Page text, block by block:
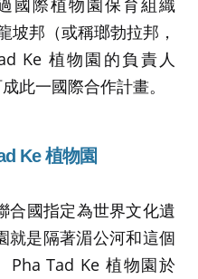
坡邦（或稱瑯勃拉邦，
Ke 植物園的負責人
此一國際合作計畫。
Ke 植物園
合國指定為世界文化遺
就是隔著湄公河和這個
Pha Tad Ke 植物園於